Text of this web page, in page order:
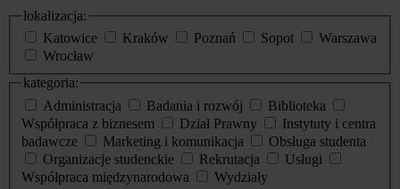
lokalizacja:
Katowice
Kraków Poznań Sopot
Warszawa
Wrocław
kategoria:
Administracja
Badania i rozwój
Biblioteka
Współpraca z biznesem
Dział Prawny
Instytuty i centra
badawcze
Marketing i komunikacja
Obsługa studenta
Organizacje studenckie
Rekrutacja
Usługi
Współpraca międzynarodowa
Wydziały